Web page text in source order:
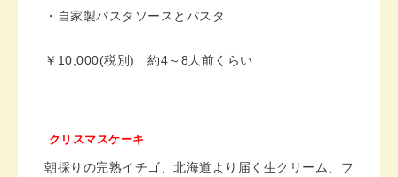
・自家製パスタソースとパスタ
￥10,000(税別) 約4～ 8人前くらい
クリスマスケーキ
朝採りの完熟イチゴ、北海道より届く生クリーム、フ